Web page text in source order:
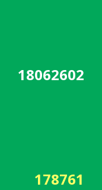
18062602
178761